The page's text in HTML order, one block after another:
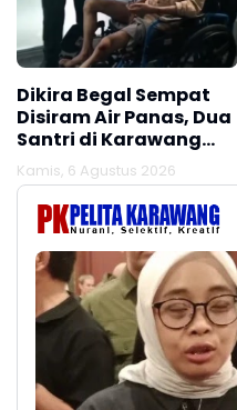
Dikira Begal Sempat
Disiram Air Panas, Dua
Santri di Karawang
Terluka Akibat Aksi
Oknum Linmas
Kamis, 6 Agustus 2026